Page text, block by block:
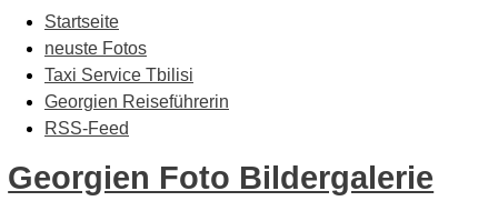
Startseite
neuste Fotos
Taxi Service Tbilisi
Georgien Reiseführerin
RSS-Feed
Georgien Foto Bildergalerie